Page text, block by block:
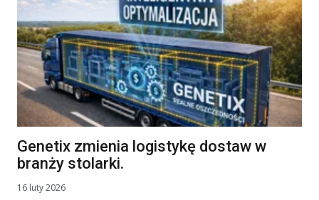
Genetix zmienia logistykę dostaw w
branży stolarki.
16 luty 2026